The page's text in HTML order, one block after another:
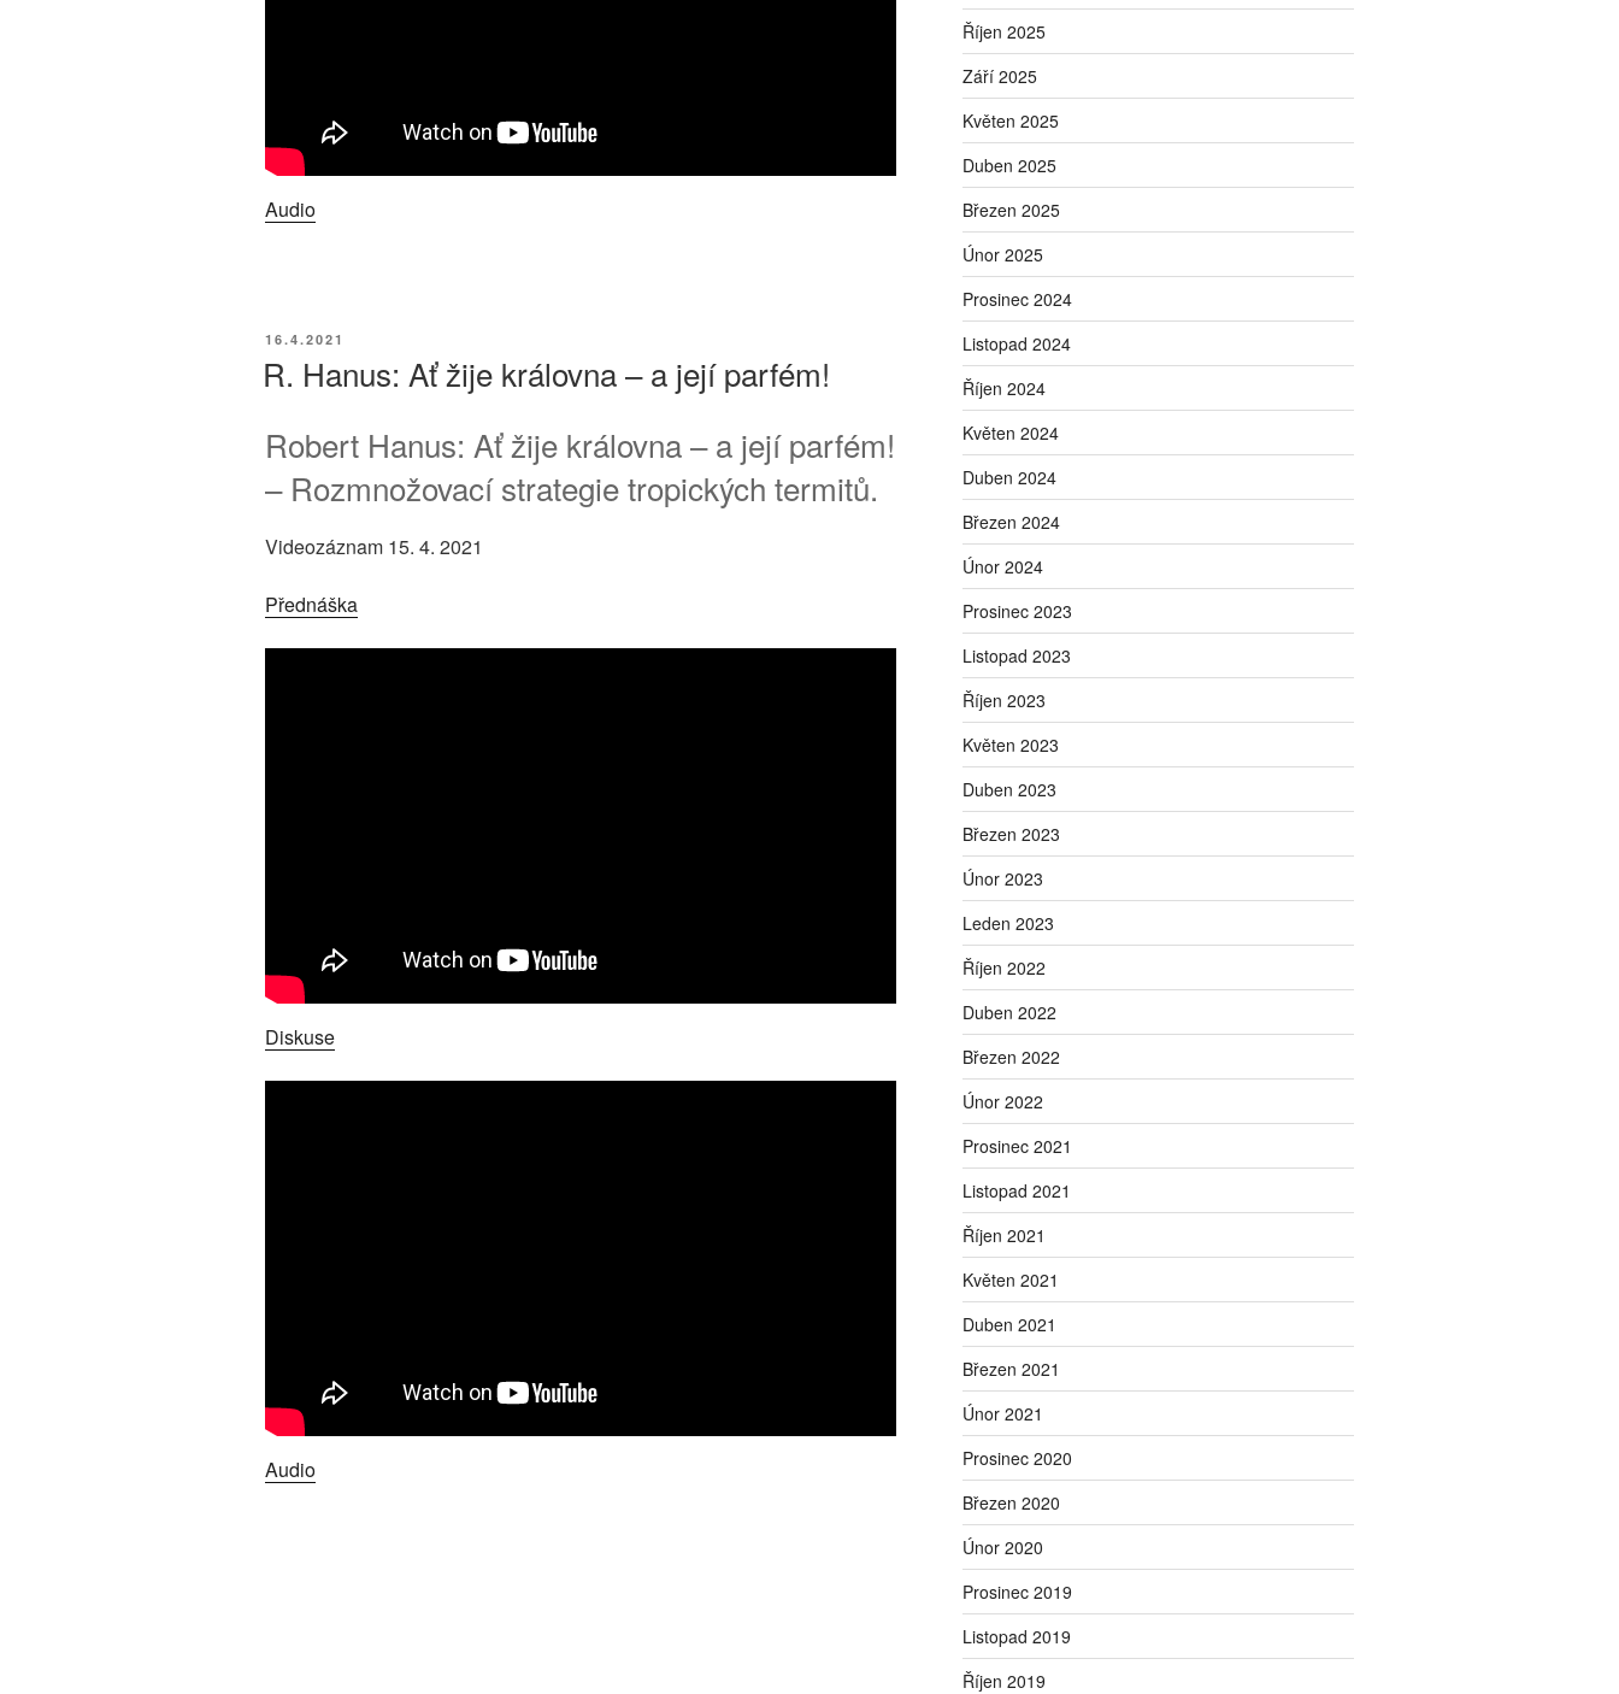
Audio
PUBLIKOVÁNO
16.4.2021
R. Hanus: Ať žije královna – a její parfém!
Robert Hanus: Ať žije královna – a její parfém!
– Rozmnožovací strategie tropických termitů.
Videozáznam 15. 4. 2021
Přednáška
Diskuse
Audio
Říjen 2025
Září 2025
Květen 2025
Duben 2025
Březen 2025
Únor 2025
Prosinec 2024
Listopad 2024
Říjen 2024
Květen 2024
Duben 2024
Březen 2024
Únor 2024
Prosinec 2023
Listopad 2023
Říjen 2023
Květen 2023
Duben 2023
Březen 2023
Únor 2023
Leden 2023
Říjen 2022
Duben 2022
Březen 2022
Únor 2022
Prosinec 2021
Listopad 2021
Říjen 2021
Květen 2021
Duben 2021
Březen 2021
Únor 2021
Prosinec 2020
Březen 2020
Únor 2020
Prosinec 2019
Listopad 2019
Říjen 2019